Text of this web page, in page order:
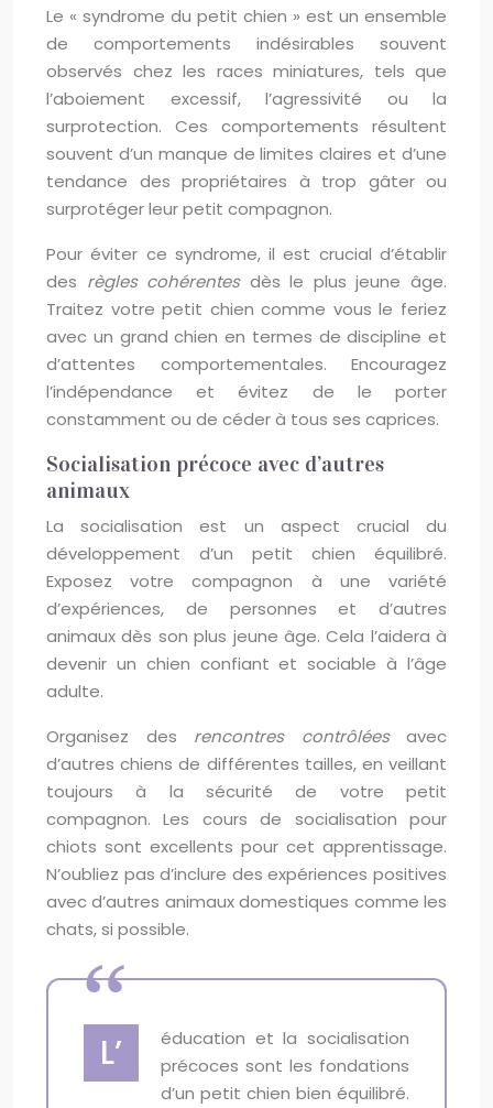
Le « syndrome du petit chien » est un ensemble
de comportements indésirables souvent
observés chez les races miniatures, tels que
l’aboiement excessif, l’agressivité ou la
surprotection. Ces comportements résultent
souvent d’un manque de limites claires et d’une
tendance des propriétaires à trop gâter ou
surprotéger leur petit compagnon.
Pour éviter ce syndrome, il est crucial d’établir
des règles cohérentesdès le plus jeune âge.
Traitez votre petit chien comme vous le feriez
avec un grand chien en termes de discipline et
d’attentes comportementales. Encouragez
l’indépendance et évitez de le porter
constamment ou de céder à tous ses caprices.
Socialisation précoce avec d’autres
animaux
La socialisation est un aspect crucial du
développement d’un petit chien équilibré.
Exposez votre compagnon à une variété
d’expériences, de personnes et d’autres
animaux dès son plus jeune âge. Cela l’aidera à
devenir un chien confiant et sociable à l’âge
adulte.
Organisez des rencontres contrôléesavec
d’autres chiens de différentes tailles, en veillant
toujours à la sécurité de votre petit
compagnon. Les cours de socialisation pour
chiots sont excellents pour cet apprentissage.
N’oubliez pas d’inclure des expériences positives
avec d’autres animaux domestiques comme les
chats, si possible.
L’
éducation et la socialisation
précoces sont les fondations
d’un petit chien bien équilibré.